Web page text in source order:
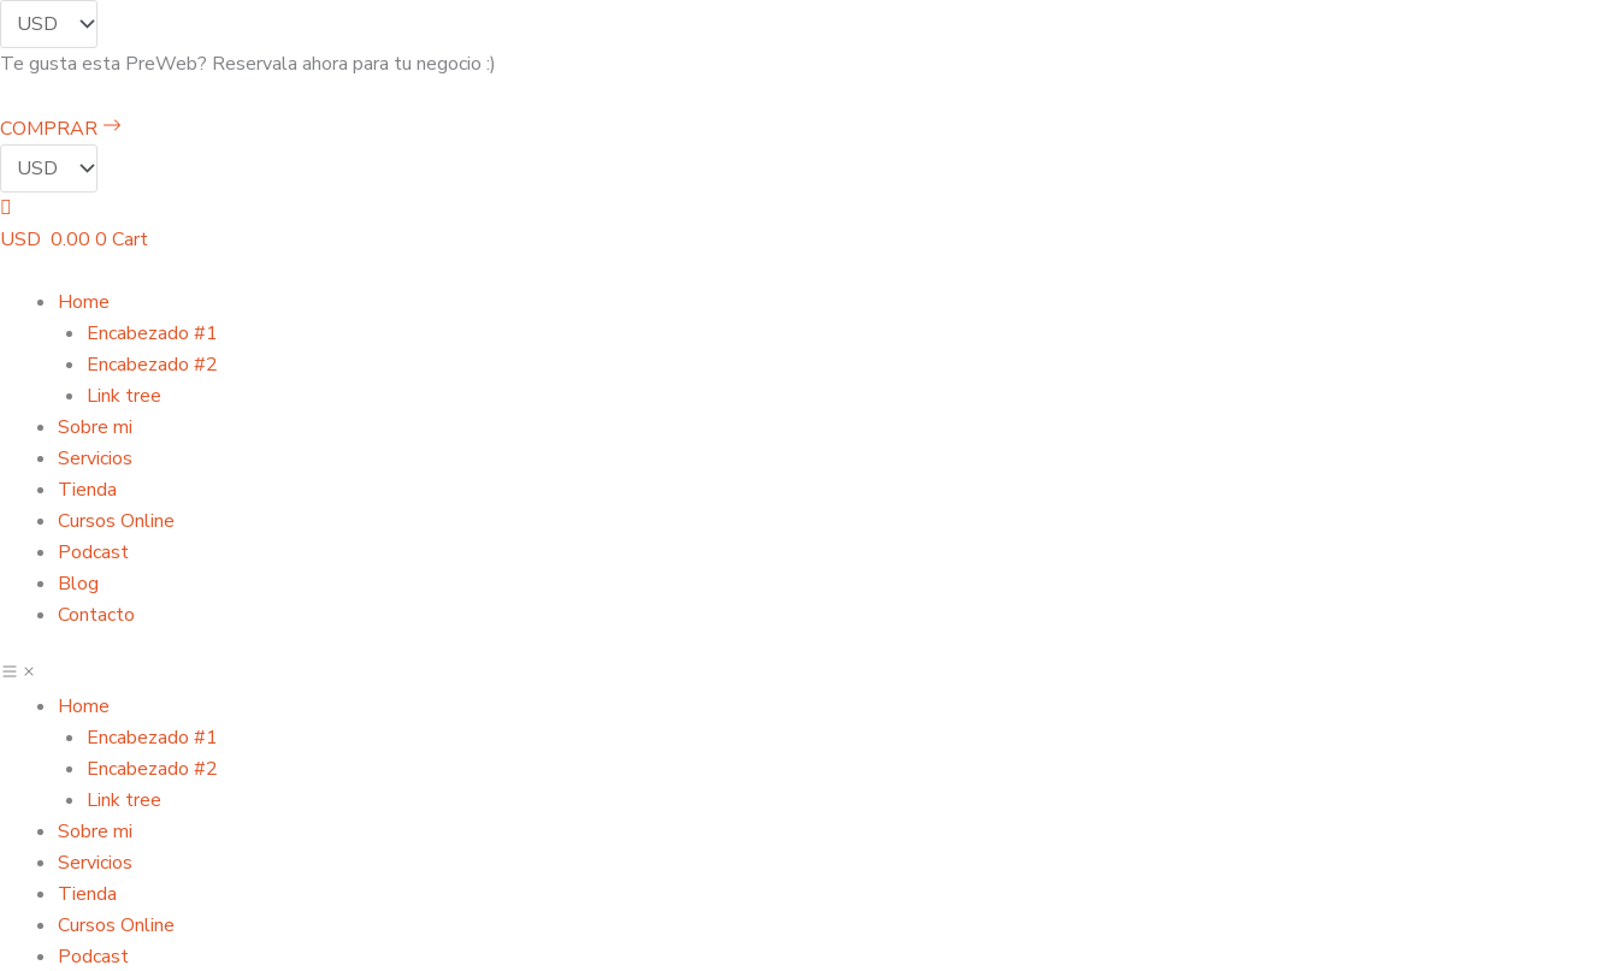
al
contenido
Te gusta esta PreWeb? Reservala ahora para tu negocio :)
COMPRAR
USD 0.00 0 Cart
Home
Encabezado #1
Encabezado #2
Link tree
Sobre mi
Servicios
Tienda
Cursos Online
Podcast
Blog
Contacto
Home
Encabezado #1
Encabezado #2
Link tree
Sobre mi
Servicios
Tienda
Cursos Online
Podcast